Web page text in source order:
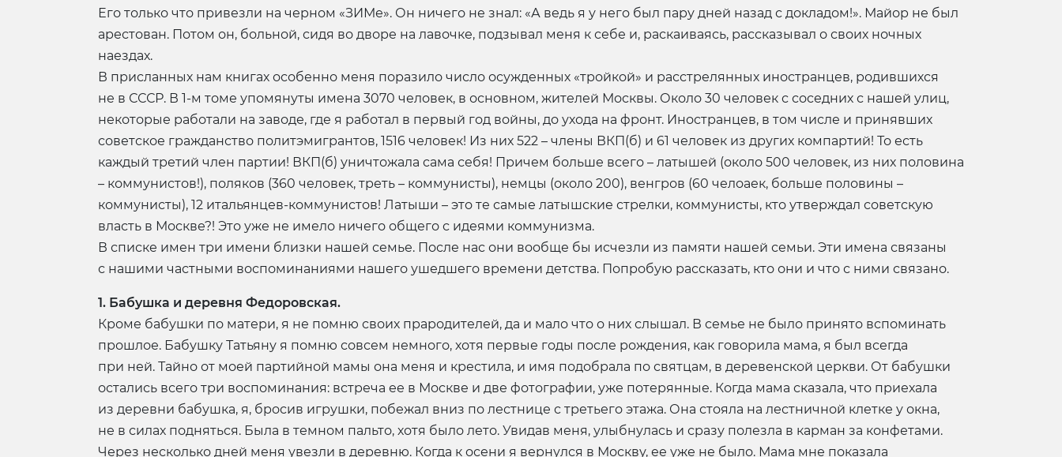
Его только что привезли на черном «ЗИМе». Он ничего не знал: «А ведь я у него был пару дней назад с докладом!». Майор не был
арестован. Потом он, больной, сидя во дворе на лавочке, подзывал меня к себе и, раскаиваясь, рассказывал о своих ночных
наездах.
В присланных нам книгах особенно меня поразило число осужденных «тройкой» и расстрелянных иностранцев, родившихся
не в СССР. В 1-м томе упомянуты имена 3070 человек, в основном, жителей Москвы. Около 30 человек с соседних с нашей улиц,
некоторые работали на заводе, где я работал в первый год войны, до ухода на фронт. Иностранцев, в том числе и принявших
советское гражданство политэмигрантов, 1516 человек! Из них 522 – члены ВКП(б) и 61 человек из других компартий! То есть
каждый третий член партии! ВКП(б) уничтожала сама себя! Причем больше всего – латышей (около 500 человек, из них половина
– коммунистов!), поляков (360 человек, треть – коммунисты), немцы (около 200), венгров (60 челоаек, больше половины –
коммунисты), 12 итальянцев-коммунистов! Латыши – это те самые латышские стрелки, коммунисты, кто утверждал советскую
власть в Москве?! Это уже не имело ничего общего с идеями коммунизма.
В списке имен три имени близки нашей семье. После нас они вообще бы исчезли из памяти нашей семьи. Эти имена связаны
с нашими частными воспоминаниями нашего ушедшего времени детства. Попробую рассказать, кто они и что с ними связано.
1. Бабушка и деревня Федоровская.
Кроме бабушки по матери, я не помню своих прародителей, да и мало что о них слышал. В семье не было принято вспоминать
прошлое. Бабушку Татьяну я помню совсем немного, хотя первые годы после рождения, как говорила мама, я был всегда
при ней. Тайно от моей партийной мамы она меня и крестила, и имя подобрала по святцам, в деревенской церкви. От бабушки
остались всего три воспоминания: встреча ее в Москве и две фотографии, уже потерянные. Когда мама сказала, что приехала
из деревни бабушка, я, бросив игрушки, побежал вниз по лестнице с третьего этажа. Она стояла на лестничной клетке у окна,
не в силах подняться. Была в темном пальто, хотя было лето. Увидав меня, улыбнулась и сразу полезла в карман за конфетами.
Через несколько дней меня увезли в деревню. Когда к осени я вернулся в Москву, ее уже не было. Мама мне показала